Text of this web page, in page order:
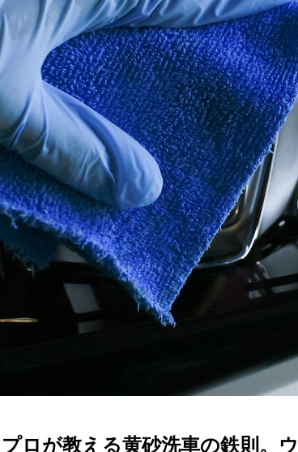
ロが教える黄砂洗車の鉄則